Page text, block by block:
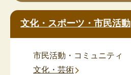
文化・スポーツ・市民活動
市民活動・コミュニティ
文化・芸術